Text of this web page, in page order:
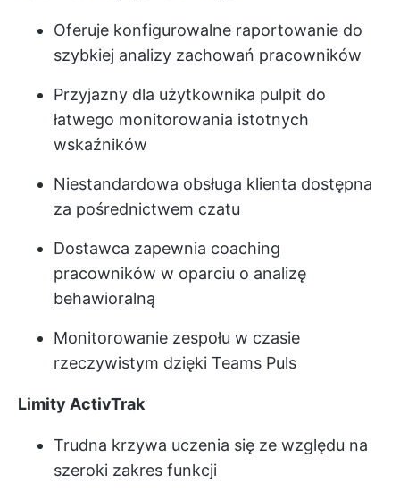
Oferuje konfigurowalne raportowanie do
szybkiej analizy zachowań pracowników
Przyjazny dla użytkownika pulpit do
łatwego monitorowania istotnych
wskaźników
Niestandardowa obsługa klienta dostępna
za pośrednictwem czatu
Dostawca zapewnia coaching
pracowników w oparciu o analizę
behawioralną
Monitorowanie zespołu w czasie
rzeczywistym dzięki Teams Puls
Limity ActivTrak
Trudna krzywa uczenia się ze względu na
szeroki zakres funkcji